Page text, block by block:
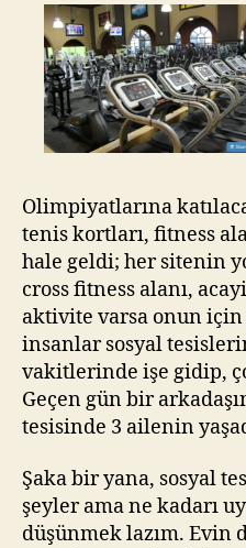
Olimpiyatlarına
tenis kortları, fitness
hale geldi; her sitenin
cross fitness alanı,
aktivite varsa onun
insanlar sosyal
vakitlerinde işe gidip,
Geçen gün bir
tesisinde 3 ailenin
Şaka bir yana, sosyal
şeyler ama ne kadarı
düşünmek lazım. Evin